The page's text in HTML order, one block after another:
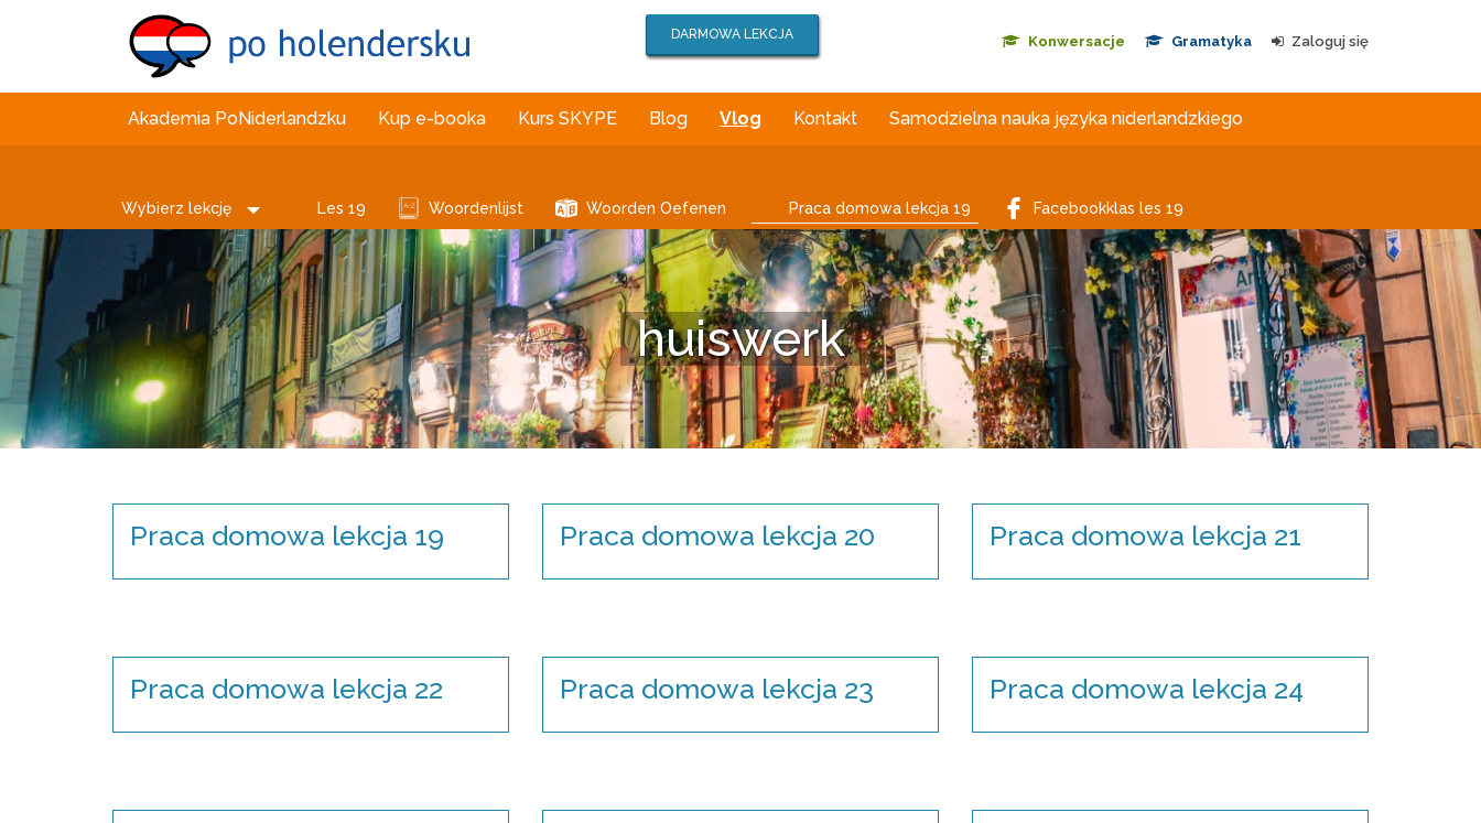
DARMOWA LEKCJA Konwersacje Gramatyka Zaloguj się
Akademia PoNiderlandzku Kup e-booka Kurs SKYPE Blog Vlog Kontakt Samodzielna nauka języka niderlandzkiego
Wybierz lekcję Les 19 Woordenlijst Woorden Oefenen Praca domowa lekcja 19 Facebookklas les 19
huiswerk
Praca domowa lekcja 19 Praca domowa lekcja 20 Praca domowa lekcja 21
Praca domowa lekcja 22 Praca domowa lekcja 23 Praca domowa lekcja 24